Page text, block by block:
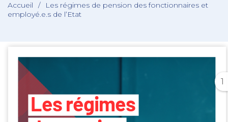
Accueil /
Les régimes de pension des fonctionnaires et
employé.e.s de l’Etat
1